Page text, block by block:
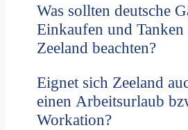
Was sollten deutsche
Einkaufen und Tanken
Zeeland beachten?
Eignet sich Zeeland
einen Arbeitsurlaub
Workation?